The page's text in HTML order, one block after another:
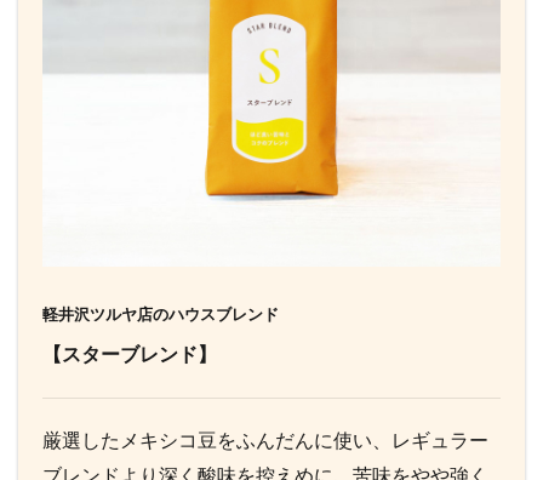
軽井沢ツルヤ店のハウスブレンド
【スターブレンド】
厳選したメキシコ豆をふんだんに使い、レギュラー